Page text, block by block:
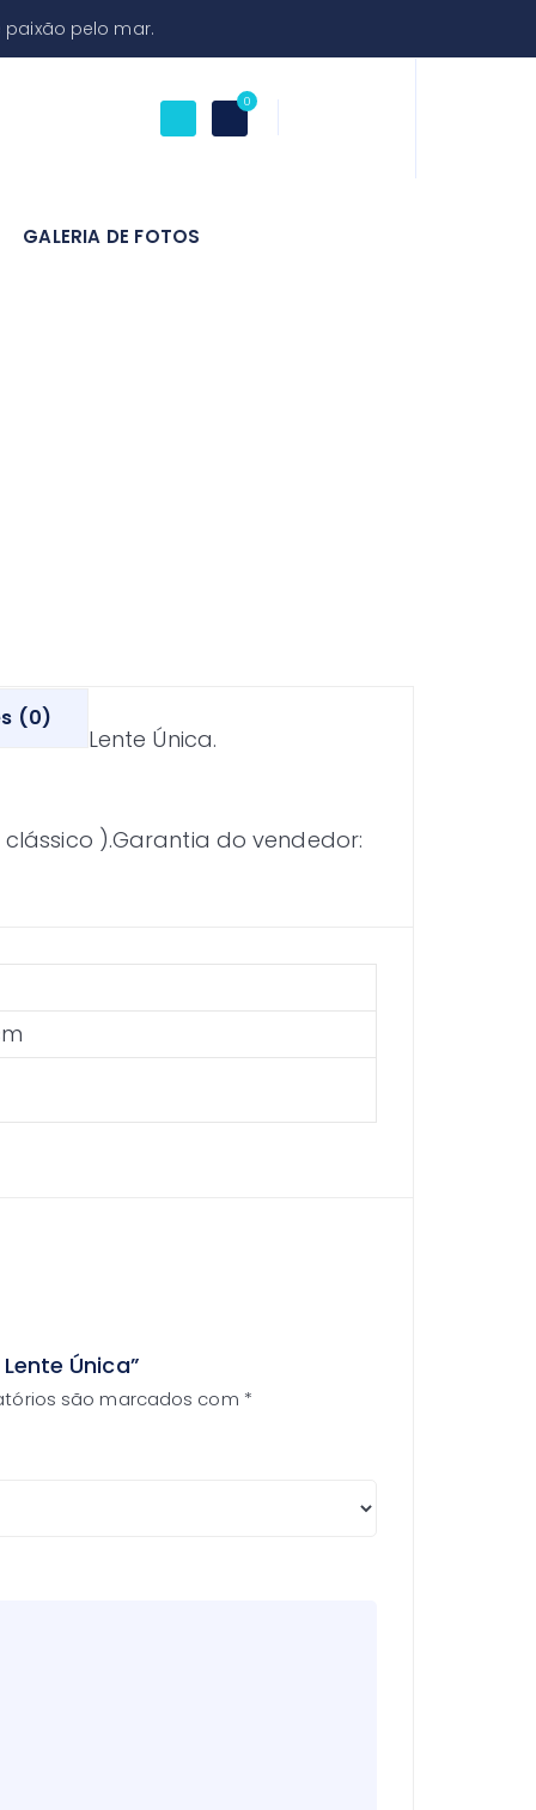
pelo mar.
0
GALERIA DE FOTOS
(0)
Lente Única.
).Garantia do vendedor:
Única”
são marcados com *